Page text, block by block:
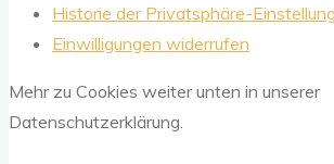
Historie der Privatsphäre-
Einwilligungen widerrufen
Mehr zu Cookies weiter unten in unserer
Datenschutzerklärung.